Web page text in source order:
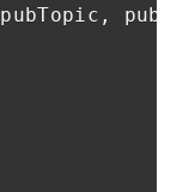
pubTopic ,